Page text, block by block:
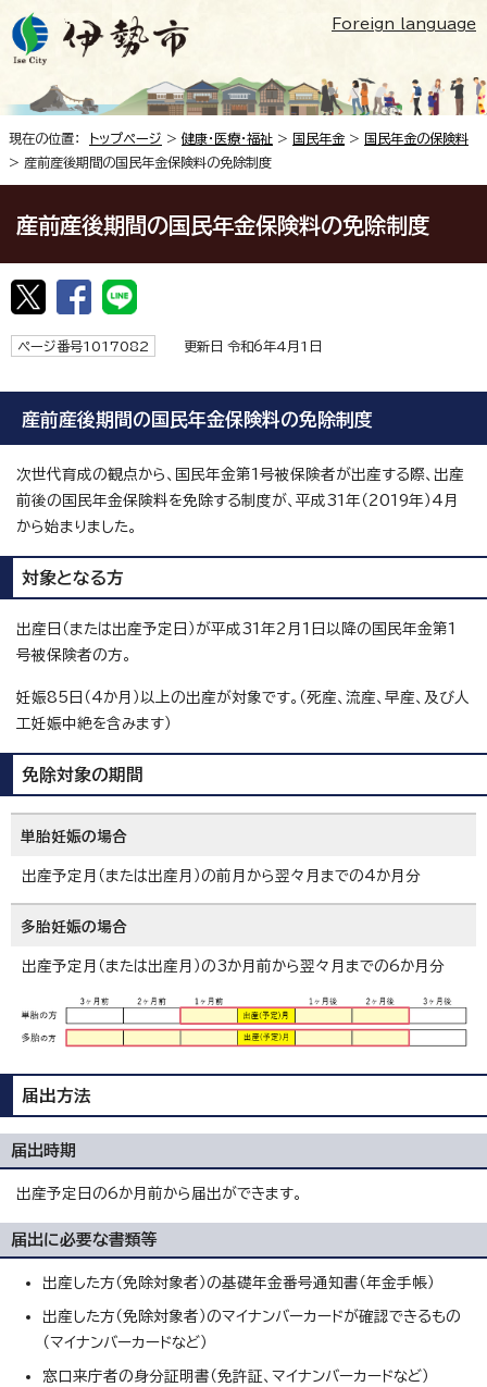
Foreign language
現在の位置： トップページ > 健康・医療・福祉 > 国民年金> 国民年金の保険料
> 産前産後期間の国民年金保険料の免除制度
産前産後期間の国民年金保険料の免除制度
ページ番号1017082 更新日 令和6年4月1日
産前産後期間の国民年金保険料の免除制度
次世代育成の観点から、国民年金第1号被保険者が出産する際、出産
前後の国民年金保険料を免除する制度が、平成31年（2019年）4月
から始まりました。
対象となる方
出産日（または出産予定日）が平成31年2月1日以降の国民年金第1
号被保険者の方。
妊娠85日（4か月）以上の出産が対象です。（死産、流産、早産、及び人
工妊娠中絶を含みます）
免除対象の期間
単胎妊娠の場合
出産予定月（または出産月）の前月から翌々月までの4か月分
多胎妊娠の場合
出産予定月（または出産月）の3か月前から翌々月までの6か月分
届出方法
届出時期
出産予定日の6か月前から届出ができます。
届出に必要な書類等
出産した方（免除対象者）の基礎年金番号通知書（年金手帳）
出産した方（免除対象者）のマイナンバーカードが確認できるもの
（マイナンバーカードなど）
窓口来庁者の身分証明書（免許証、マイナンバーカードなど）